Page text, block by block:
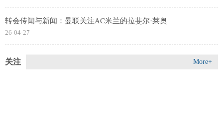
转会传闻与新闻：曼联关注AC米兰的拉斐尔·莱奥
26-04-27
关注 More+